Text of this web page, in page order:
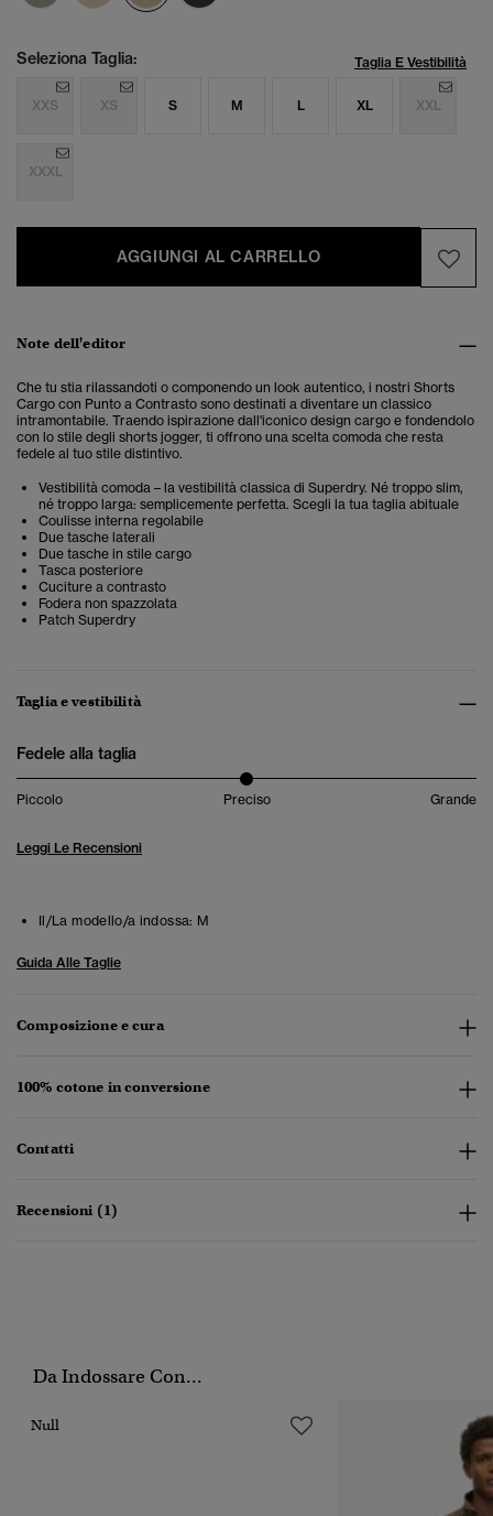
Seleziona Taglia: Taglia E Vestibilità
XXS XS S M L XL XXL
XXXL
AGGIUNGI AL CARRELLO
Note dell'editor
Che tu stia rilassandoti o componendo un look autentico, i nostri Shorts
Cargo con Punto a Contrasto sono destinati a diventare un classico
intramontabile. Traendo ispirazione dall'iconico design cargo e fondendolo
con lo stile degli shorts jogger, ti offrono una scelta comoda che resta
fedele al tuo stile distintivo.
Vestibilità comoda – la vestibilità classica di Superdry. Né troppo slim,
né troppo larga: semplicemente perfetta. Scegli la tua taglia abituale
Coulisse interna regolabile
Due tasche laterali
Due tasche in stile cargo
Tasca posteriore
Cuciture a contrasto
Fodera non spazzolata
Patch Superdry
Taglia e vestibilità
Fedele alla taglia
Piccolo Preciso Grande
Leggi Le Recensioni
Il/La modello/a indossa: M
Guida Alle Taglie
Composizione e cura
100% cotone in conversione
Contatti
Recensioni (1)
Da Indossare Con...
Null